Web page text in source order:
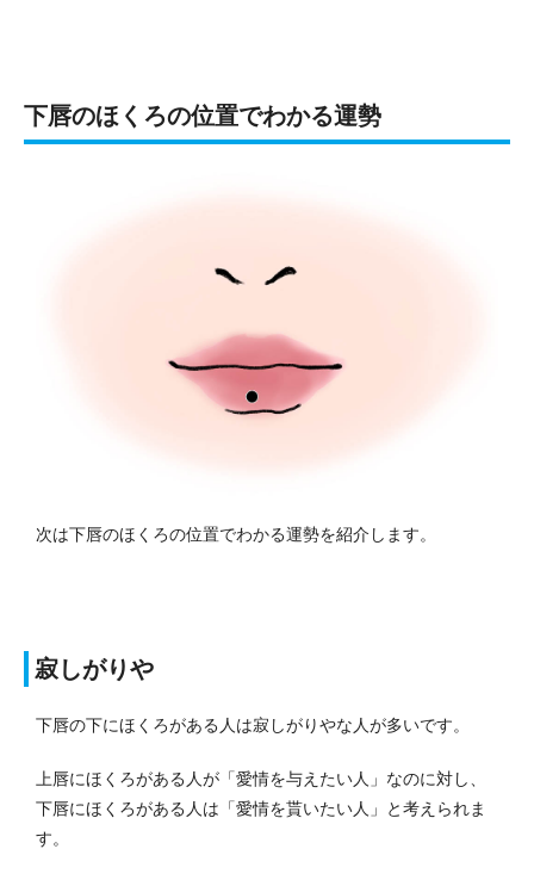
下唇のほくろの位置でわかる運勢
次は下唇のほくろの位置でわかる運勢を紹介します。
寂しがりや
下唇の下にほくろがある人は寂しがりやな人が多いです。
上唇にほくろがある人が「愛情を与えたい人」なのに対し、
下唇にほくろがある人は「愛情を貰いたい人」と考えられま
す。